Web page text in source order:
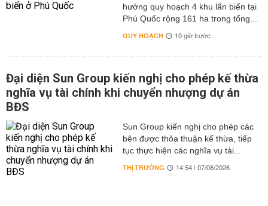
hướng quy hoạch 4 khu lấn biển tại
Phú Quốc rộng 161 ha trong tổng...
QUY HOẠCH 10 giờ trước
Đại diện Sun Group kiến nghị cho phép kế thừa
nghĩa vụ tài chính khi chuyển nhượng dự án
BĐS
Sun Group kiến nghị cho phép các
bên được thỏa thuận kế thừa, tiếp
tục thực hiện các nghĩa vụ tài...
THỊ TRƯỜNG 14:54 | 07/08/2026